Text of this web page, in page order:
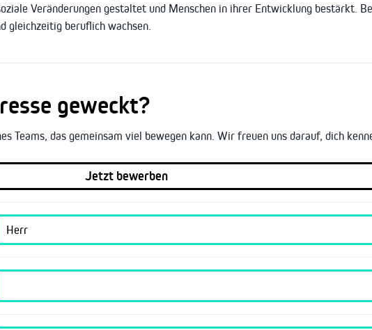
Veränderungen gestaltet und Menschen in ihrer Entwicklung bestärkt.
gleichzeitig beruflich wachsen.
geweckt?
Teams, das gemeinsam viel bewegen kann. Wir freuen uns darauf, dich